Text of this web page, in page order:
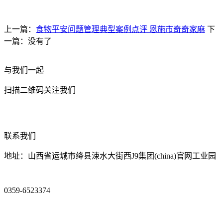
上一篇： 食物平安问题管理典型案例点评 恩施市奇奇家麻 下
一篇：没有了
与我们一起
扫描二维码关注我们
联系我们
地址：山西省运城市绛县涑水大街西J9集团(china)官网工业园
0359-6523374